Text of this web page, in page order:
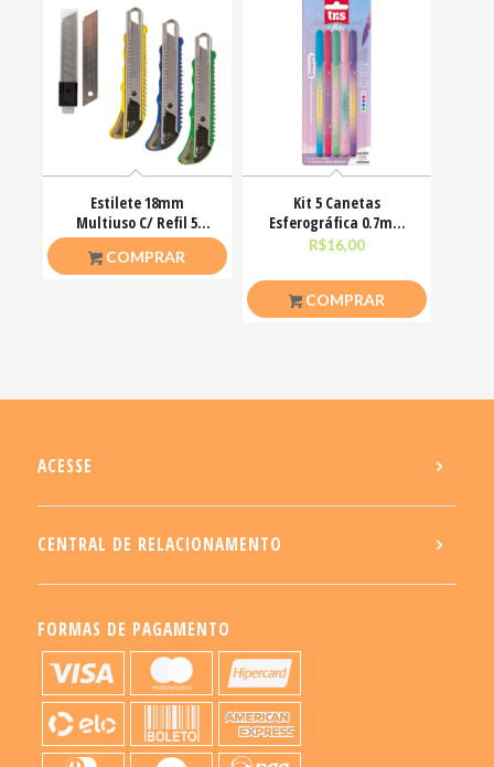
Estilete 18mm
Multiuso C/ Refil 5
Lâminas 27x55mm
123Útil
COMPRAR
Kit 5 Canetas
Esferográfica 0.7mm
Holic Dreamy Cores Tris
R$16,00
COMPRAR
ACESSE
CENTRAL DE RELACIONAMENTO
FORMAS DE PAGAMENTO